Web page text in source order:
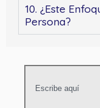
10. ¿Este
Persona?